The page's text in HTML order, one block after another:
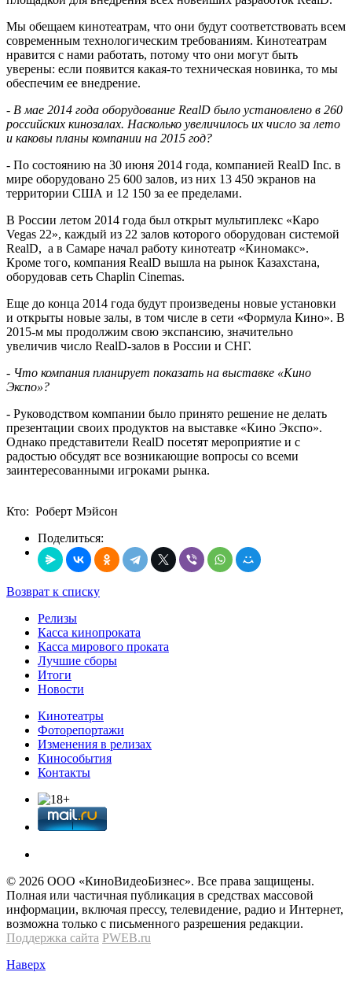
Мы обещаем кинотеатрам, что они будут соответствовать всем
современным технологическим требованиям. Кинотеатрам
нравится с нами работать, потому что они могут быть
уверены: если появится какая-то техническая новинка, то мы
обеспечим ее внедрение.
- В мае 2014 года оборудование RealD было установлено в 260
российских кинозалах. Насколько увеличилось их число за лето
и каковы планы компании на 2015 год?
- По состоянию на 30 июня 2014 года, компанией RealD Inc. в
мире оборудовано 25 600 залов, из них 13 450 экранов на
территории США и 12 150 за ее пределами.
В России летом 2014 года был открыт мультиплекс «Каро
Vegas 22», каждый из 22 залов которого оборудован системой
RealD, а в Самаре начал работу кинотеатр «Киномакс».
Кроме того, компания RealD вышла на рынок Казахстана,
оборудовав сеть Chaplin Cinemas.
Еще до конца 2014 года будут произведены новые установки
и открыты новые залы, в том числе в сети «Формула Кино». В
2015-м мы продолжим свою экспансию, значительно
увеличив число RealD-залов в России и СНГ.
- Что компания планирует показать на выставке «Кино
Экспо»?
- Руководством компании было принято решение не делать
презентации своих продуктов на выставке «Кино Экспо».
Однако представители RealD посетят мероприятие и с
радостью обсудят все возникающие вопросы со всеми
заинтересованными игроками рынка.
Кто: Роберт Мэйсон
Поделиться:
Возврат к списку
Релизы
Касса кинопроката
Касса мирового проката
Лучшие сборы
Итоги
Новости
Кинотеатры
Фоторепортажи
Изменения в релизах
Кинособытия
Контакты
© 2026 OOО «КиноВидеоБизнес». Все права защищены.
Полная или частичная публикация в средствах массовой
информации, включая прессу, телевидение, радио и Интернет,
возможна только с письменного разрешения редакции.
Поддержка сайта PWEB.ru
Наверх